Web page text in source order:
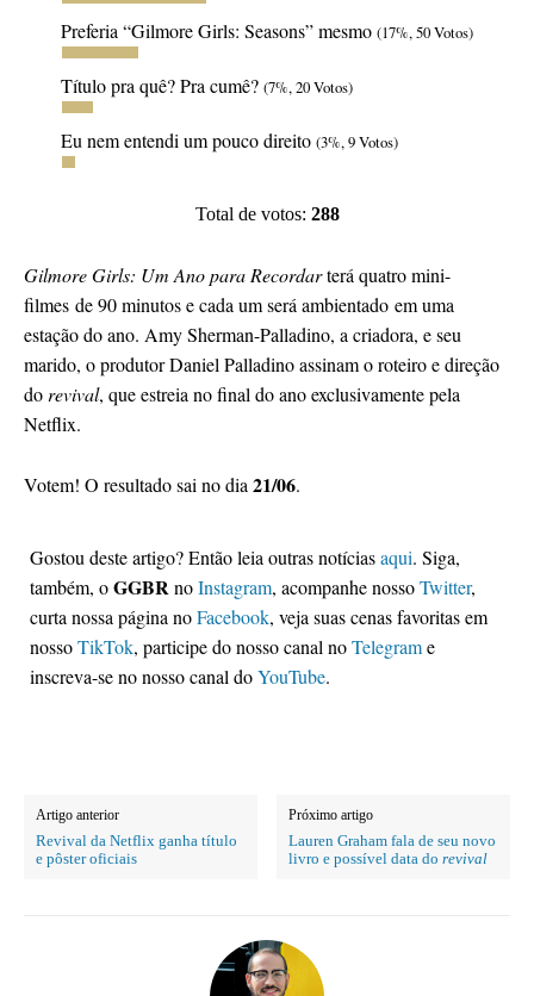
Preferia “Gilmore Girls: Seasons” mesmo (17%, 50 Votos)
Título pra quê? Pra cumê? (7%, 20 Votos)
Eu nem entendi um pouco direito (3%, 9 Votos)
Total de votos: 288
Gilmore Girls: Um Ano para Recordarterá quatro mini-
filmes de 90 minutos e cada um será ambientado em uma
estação do ano. Amy Sherman-Palladino, a criadora, e seu
marido, o produtor Daniel Palladino assinam o roteiro e direção
dorevival, que estreia no final do ano exclusivamente pela
Netflix.
Votem! O resultado sai no dia21/06.
Gostou deste artigo? Então leia outras notíciasaqui. Siga,
também, oGGBRnoInstagram, acompanhe nossoTwitter,
curta nossa página noFacebook, veja suas cenas favoritas em
nossoTikTok, participe do nosso canal noTelegrame
inscreva-se no nosso canal doYouTube.
Artigo anterior
Revival da Netflix ganha título
e pôster oficiais
Próximo artigo
Lauren Graham fala de seu novo
livro e possível data dorevival